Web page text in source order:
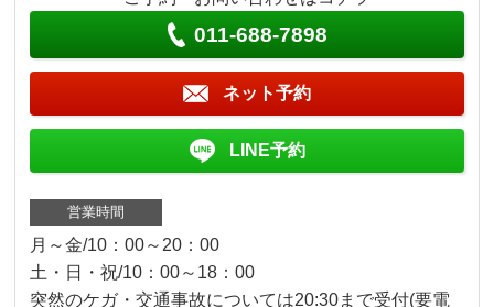
011-688-7898
ネット予約
LINE予約
営業時間
月～金/10：00～20：00
土・日・祝/10：00～18：00
突然のケガ・交通事故については20:30まで受付(要電